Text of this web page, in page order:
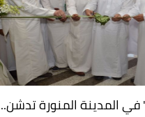
المدينة المنورة تدشن..